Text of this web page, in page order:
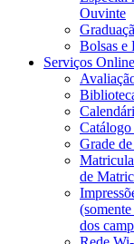
Ouvinte
Bolsas e
Serviços Online
Grade
de
dos